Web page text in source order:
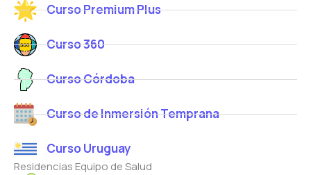
Curso Premium Plus
Curso 360
Curso Córdoba
Curso de Inmersión Temprana
Curso Uruguay
Residencias Equipo de Salud